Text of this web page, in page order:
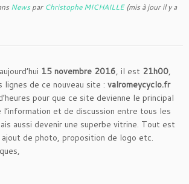
Newspar Christophe MICHAILLE(mis à jour il y a
15 novembre 2016, il est 21h00,
lignes de ce nouveau site : valromeycyclo.fr
pour que ce site devienne le principal
et de discussion entre tous les
aussi devenir une superbe vitrine. Tout est
de photo, proposition de logo etc.